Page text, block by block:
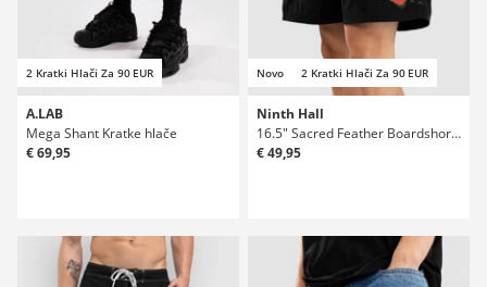
2 Kratki Hlači Za 90 EUR
A.LAB
Mega Shant Kratke hlače
€ 69,95
Novo 2 Kratki Hlači Za 90 EUR
Ninth Hall
16.5" Sacred Feather Boardshorts
€ 49,95